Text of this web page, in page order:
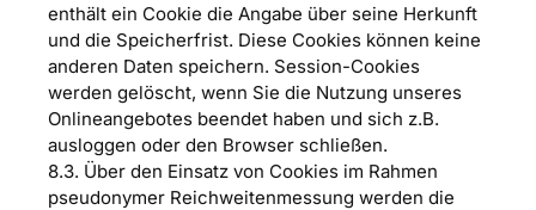
enthält ein Cookie die Angabe über seine Herkunft
und die Speicherfrist. Diese Cookies können keine
anderen Daten speichern. Session-Cookies
werden gelöscht, wenn Sie die Nutzung unseres
Onlineangebotes beendet haben und sich z.B.
ausloggen oder den Browser schließen.
8.3. Über den Einsatz von Cookies im Rahmen
pseudonymer Reichweitenmessung werden die